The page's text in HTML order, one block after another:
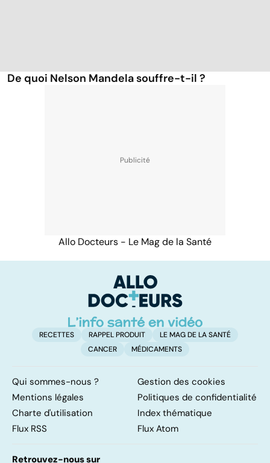
De quoi Nelson Mandela souffre-t-il ?
Allo Docteurs - Le Mag de la Santé
RECETTES RAPPEL PRODUIT
LE MAG DE LA SANTÉ
CANCER
MÉDICAMENTS
Qui sommes-nous ?
Gestion des cookies
Mentions légales
Politiques de confidentialité
Charte d'utilisation
Index thématique
Flux RSS
Flux Atom
Retrouvez-nous sur